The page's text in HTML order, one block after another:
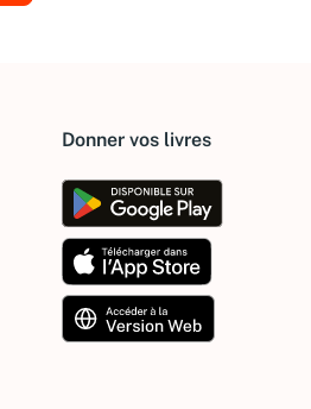
Donner vos livres